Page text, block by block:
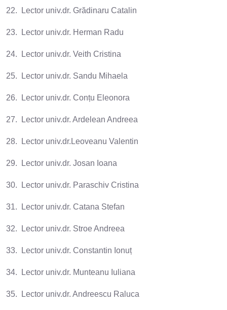
22. Lector univ.dr. Grădinaru Catalin
23. Lector univ.dr. Herman Radu
24. Lector univ.dr. Veith Cristina
25. Lector univ.dr. Sandu Mihaela
26. Lector univ.dr. Conțu Eleonora
27. Lector univ.dr. Ardelean Andreea
28. Lector univ.dr.Leoveanu Valentin
29. Lector univ.dr. Josan Ioana
30. Lector univ.dr. Paraschiv Cristina
31. Lector univ.dr. Catana Stefan
32. Lector univ.dr. Stroe Andreea
33. Lector univ.dr. Constantin Ionuț
34. Lector univ.dr. Munteanu Iuliana
35. Lector univ.dr. Andreescu Raluca